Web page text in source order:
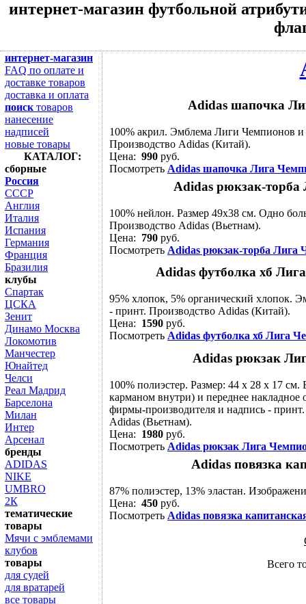
интернет-магазин футбольной
Adidas шапочка
100% акрил. Эмблема Лиги Чемпионов
Производство Adidas (Китай).
Цена: 990 руб.
Посмотреть Adidas шапочка Лига
Adidas рюкзак-торба
100% нейлон. Размер 49х38 см. Одно
Производство Adidas (Вьетнам).
Цена: 790 руб.
Посмотреть Adidas рюкзак-торба Лига
Adidas футболка хб
95% хлопок, 5% органический хлопок.
- принт. Производство Adidas (Китай).
Цена: 1590 руб.
Посмотреть Adidas футболка хб Лига
Adidas рюкзак
100% полиэстер. Размер: 44 х 28 х 17
карманом внутри) и переднее
фирмы-производителя и надпись -
Adidas (Вьетнам).
Цена: 1980 руб.
Посмотреть Adidas рюкзак Лига
Adidas повязка
87% полиэстер, 13% эластан.
Цена: 450 руб.
Посмотреть Adidas повязка
Всего
интернет-магазин
FAQ по оплате и
доставке товаров
доставка и оплата
поиск товаров
нанесение
надписей
новые товары
КАТАЛОГ:
сборные
Россия
СССР
Англия
Италия
Испания
Германия
Франция
Бразилия
клубы
Спартак
ЦСКА
Зенит
Динамо Москва
Локомотив
Манчестер
Юнайтед
Челси
Реал Мадрид
Барселона
Милан
Интер
Арсенал
бренды
ADIDAS
NIKE
UMBRO
2К
тематические
товары
Мячи с эмблемами
клубов
товары
для судей
для вратарей
все товары